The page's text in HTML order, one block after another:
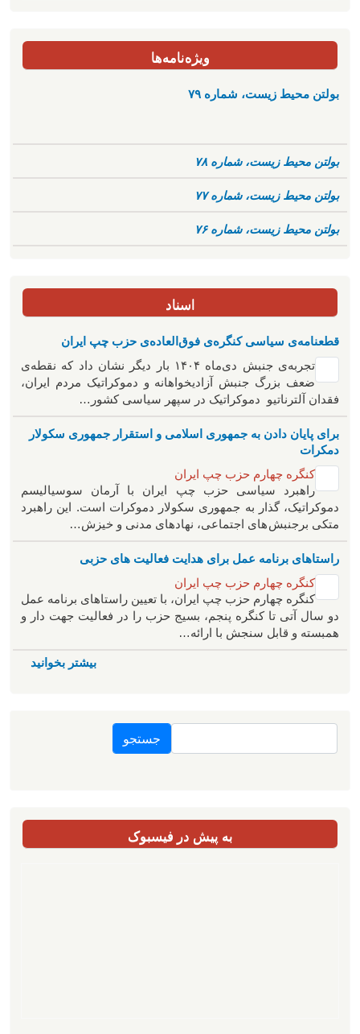
ویژه‌نامه‌ها
بولتن محیط زیست، شماره ۷۹
بولتن محیط زیست، شماره ۷۸
بولتن محیط زیست، شماره ۷۷
بولتن محیط زیست، شماره ۷۶
اسناد
قطعنامه‌ی سیاسی کنگره‌ی فوق‌العاده‌ی حزب چپ ایران
تجربه‌ی جنبش دی‌ماه ۱۴۰۴ بار دیگر نشان داد که نقطه‌ی
ضعف بزرگ جنبش آزادیخواهانه و دموکراتیک مردم ایران،
فقدان آلترناتیو دموکراتیک در سپهر سیاسی کشور…
برای پایان دادن به جمهوری اسلامی و استقرار جمهوری سکولار
دمکرات
کنگره چهارم حزب چپ ایران
راهبرد سياسی حزب چپ ایران با آرمان سوسیالیسم
دموکراتیک، گذار به جمهوری سکولار دموکرات است. این راهبرد
متکی برجنبش های اجتماعی، نهادهای مدنی و خیزش‌…
راستاهای برنامه عمل برای هدایت فعالیت های حزبی
کنگره چهارم حزب چپ ایران
کنگره چهارم حزب چپ ایران، با تعیین راستاهای برنامه عمل
دو سال آتی تا کنگره پنجم، بسیج حزب را در فعالیت جهت دار و
همبسته و قابل سنجش با ارائه…
بیشتر بخوانید
جستجو
به پیش در فیسبوک